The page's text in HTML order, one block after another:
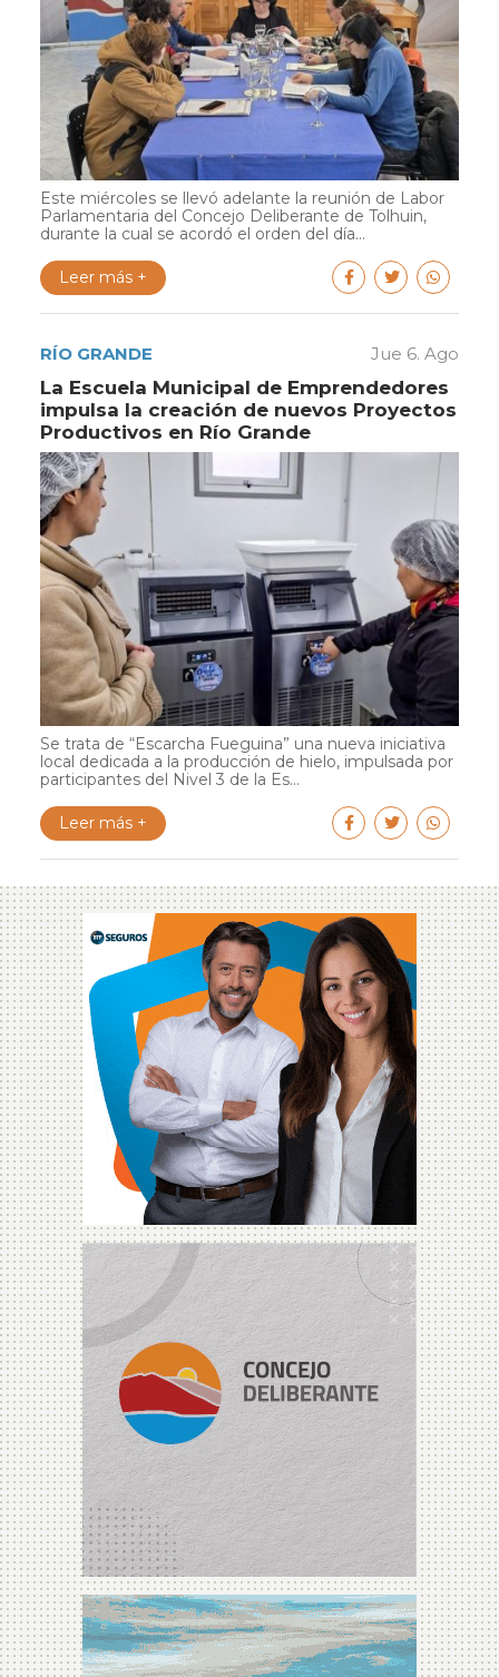
Este miércoles se llevó adelante la reunión de Labor
Parlamentaria del Concejo Deliberante de Tolhuin,
durante la cual se acordó el orden del día...
Leer más +
RÍO GRANDE Jue 6. Ago
La Escuela Municipal de Emprendedores
impulsa la creación de nuevos Proyectos
Productivos en Río Grande
Se trata de “Escarcha Fueguina” una nueva iniciativa
local dedicada a la producción de hielo, impulsada por
participantes del Nivel 3 de la Es...
Leer más +